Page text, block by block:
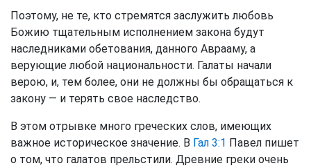
Поэтому, не те, кто стремятся заслужить любовь
Божию тщательным исполнением закона будут
наследниками обетования, данного Аврааму, а
верующие любой национальности. Галаты начали
верою, и, тем более, они не должны бы обращаться к
закону — и терять свое наследство.
В этом отрывке много греческих слов, имеющих
важное историческое значение. В Гал 3:1 Павел пишет
о том, что галатов прельстили. Древние греки очень